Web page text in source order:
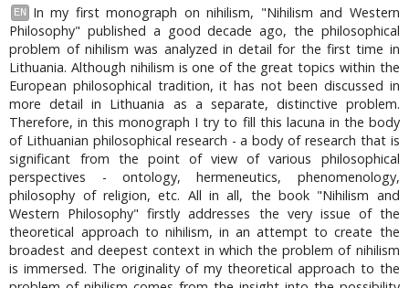
EN
In my first monograph on nihilism, "Nihilism and Western
Philosophy" published a good decade ago, the philosophical
problem of nihilism was analyzed in detail for the first time in
Lithuania. Although nihilism is one of the great topics within the
European philosophical tradition, it has not been discussed in
more detail in Lithuania as a separate, distinctive problem.
Therefore, in this monograph I try to fill this lacuna in the body
of Lithuanian philosophical research - a body of research that is
significant from the point of view of various philosophical
perspectives - ontology, hermeneutics, phenomenology,
philosophy of religion, etc. All in all, the book "Nihilism and
Western Philosophy" firstly addresses the very issue of the
theoretical approach to nihilism, in an attempt to create the
broadest and deepest context in which the problem of nihilism
is immersed. The originality of my theoretical approach to the